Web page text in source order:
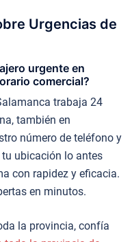
Urgencias de
urgente en
comercial?
trabaja 24
también en
número de teléfono y
ubicación lo antes
con rapidez y eficacia.
en minutos.
la provincia, confía